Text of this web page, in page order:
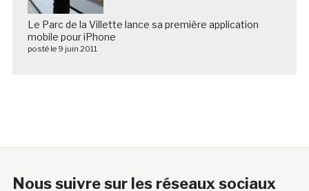
Le Parc de la Villette lance sa première application
mobile pour iPhone
posté le 9 juin 2011
Nous suivre sur les réseaux sociaux